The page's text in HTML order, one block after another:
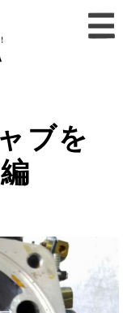
ブを